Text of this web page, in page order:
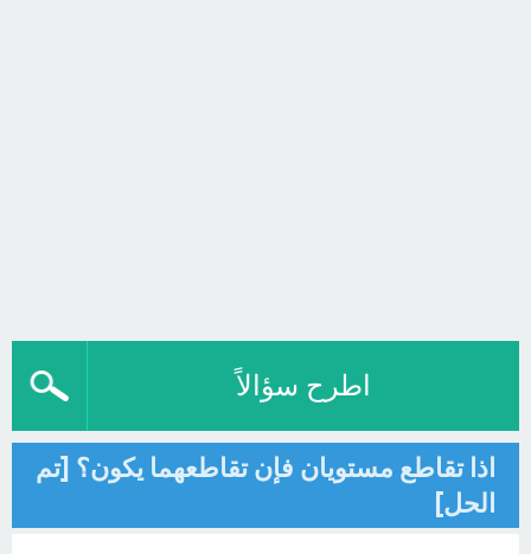
اطرح سؤالاً
اذا تقاطع مستويان فإن تقاطعهما يكون؟ [تم
الحل]